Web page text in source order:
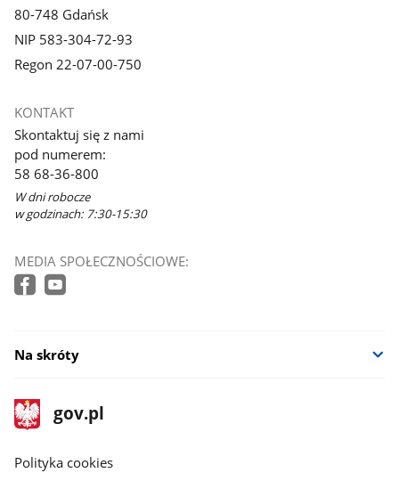
80-748 Gdańsk
NIP 583-304-72-93
Regon 22-07-00-750
KONTAKT
Skontaktuj się z nami
pod numerem:
58 68-36-800
W dni robocze
w godzinach: 7:30-15:30
MEDIA SPOŁECZNOŚCIOWE:
Na skróty
stopka
gov.pl
Strona
gov.pl
gov.pl
Polityka cookies